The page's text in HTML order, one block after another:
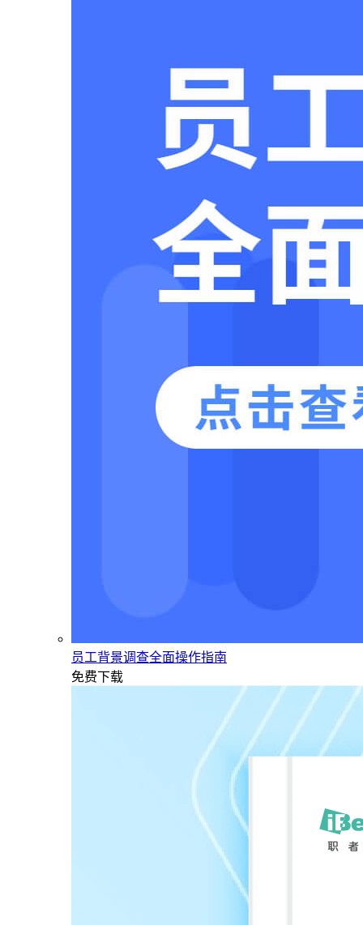
员工背景调查全面操作指南
免费下载